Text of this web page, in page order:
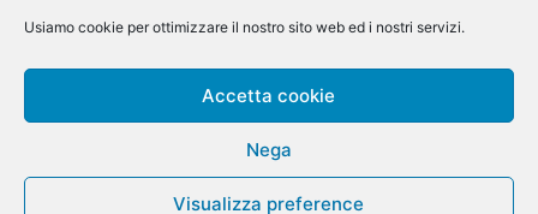
Usiamo cookie per ottimizzare il nostro sito web ed i nostri servizi.
Accetta cookie
Nega
Visualizza preference
Contatti:
info@arscommunication.it
@ArsCommunication 2023